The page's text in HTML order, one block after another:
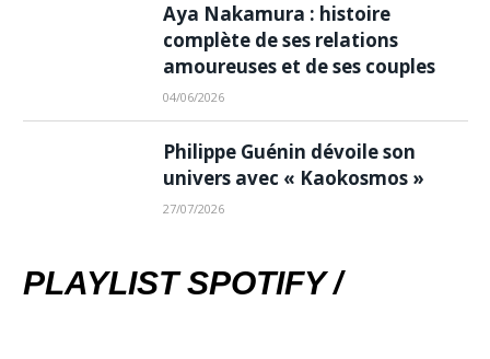
Aya Nakamura : histoire
complète de ses relations
amoureuses et de ses couples
04/06/2026
Philippe Guénin dévoile son
univers avec « Kaokosmos »
27/07/2026
PLAYLIST SPOTIFY /